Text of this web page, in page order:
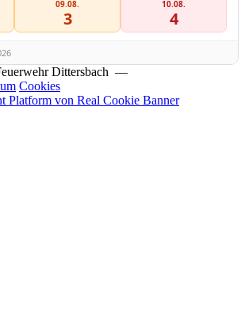
09.08.
3
10.08.
4
Dittersbach —
Cookies
Platform von Real Cookie Banner